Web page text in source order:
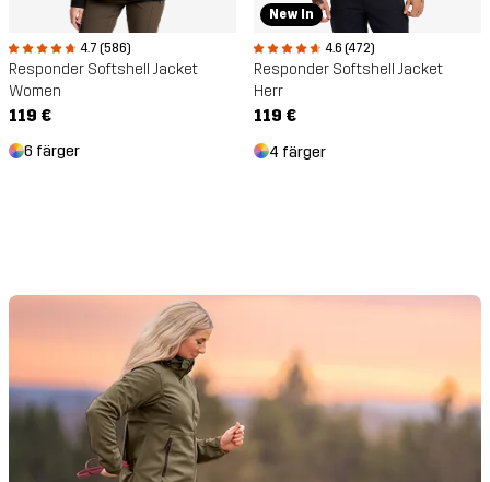
4.7 (586)
Responder Softshell Jacket
Women
119 €
6 färger
New In
4.6 (472)
Responder Softshell Jacket
Herr
119 €
4 färger